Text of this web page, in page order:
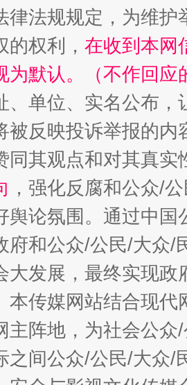
荒背后
律法规规定，为维
权利， 在收到本网
为默认。（不作回应
、单位、实名公布
被反映投诉举报的
同其观点和对其真实
，强化反腐和公众/
舆论氛围。通过中
府和公众/公民/大众/
大发展，最终实现
本传媒网站结合现
主阵地，为社会公
之间公众/公民/大众/